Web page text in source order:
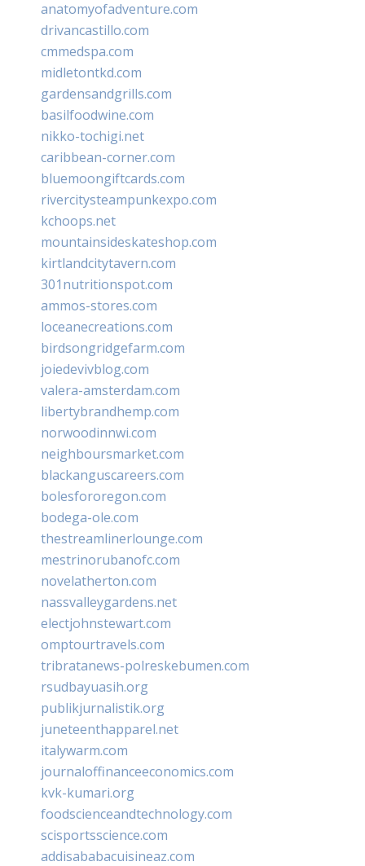
anatomyofadventure.com
drivancastillo.com
cmmedspa.com
midletontkd.com
gardensandgrills.com
basilfoodwine.com
nikko-tochigi.net
caribbean-corner.com
bluemoongiftcards.com
rivercitysteampunkexpo.com
kchoops.net
mountainsideskateshop.com
kirtlandcitytavern.com
301nutritionspot.com
ammos-stores.com
loceanecreations.com
birdsongridgefarm.com
joiedevivblog.com
valera-amsterdam.com
libertybrandhemp.com
norwoodinnwi.com
neighboursmarket.com
blackanguscareers.com
bolesfororegon.com
bodega-ole.com
thestreamlinerlounge.com
mestrinorubanofc.com
novelatherton.com
nassvalleygardens.net
electjohnstewart.com
omptourtravels.com
tribratanews-polreskebumen.com
rsudbayuasih.org
publikjurnalistik.org
juneteenthapparel.net
italywarm.com
journaloffinanceeconomics.com
kvk-kumari.org
foodscienceandtechnology.com
scisportsscience.com
addisababacuisineaz.com